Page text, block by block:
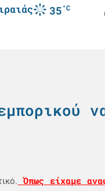
35°C
Όπως είχαμε